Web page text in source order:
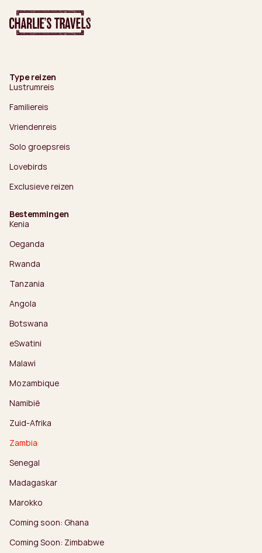
Type reizen
Lustrumreis
Familiereis
Vriendenreis
Solo groepsreis
Lovebirds
Exclusieve reizen
Bestemmingen
Kenia
Oeganda
Rwanda
Tanzania
Angola
Botswana
eSwatini
Malawi
Mozambique
Namibië
Zuid-Afrika
Zambia
Senegal
Madagaskar
Marokko
Coming soon: Ghana
Coming Soon: Zimbabwe